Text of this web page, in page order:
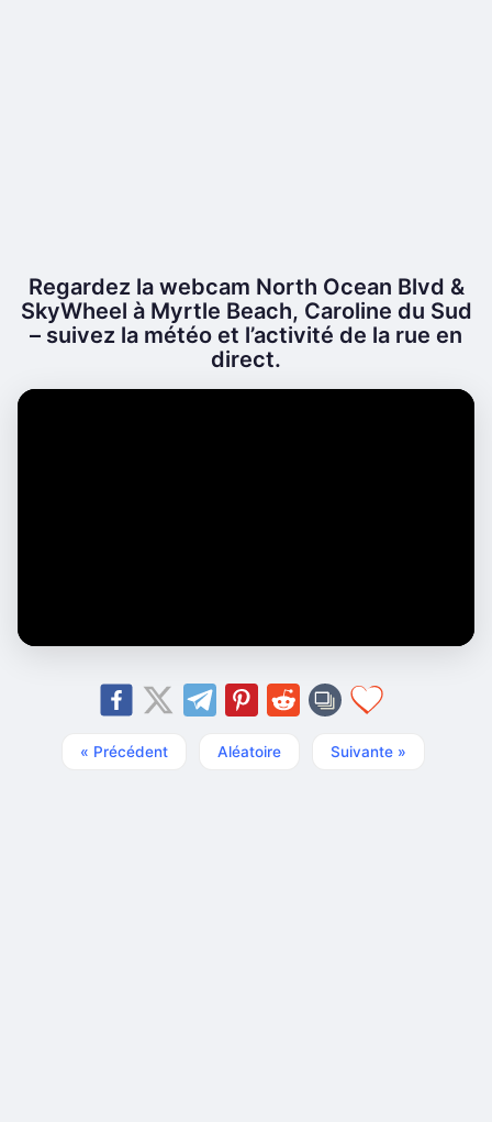
Regardez la webcam North Ocean Blvd &
SkyWheel à Myrtle Beach, Caroline du Sud
– suivez la météo et l’activité de la rue en
direct.
« Précédent Aléatoire Suivante »